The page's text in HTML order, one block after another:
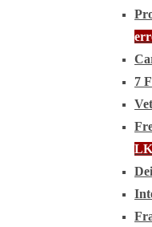
7